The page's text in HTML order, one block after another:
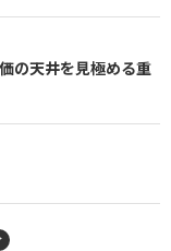
の天井を見極める重